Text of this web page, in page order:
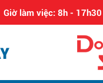
Giờ làm việc: 8h -